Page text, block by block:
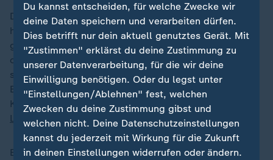
Daumen drücken für die
deutschen Fußballerinnen
heißt es heute ab 18 Uhr, wenn die DFB-Auswahl
gegen den Gold-Favoriten USA um den Einzug ins
olympische Finale spielt. Als wäre die Aufgabe nicht
schon schwer genug, muss das Team von
Bundestrainer Horst Hrubesch auf die erkrankte
Kapitänin Alexandra Popp verzichten, auch Stürmerin
Lea Schüller
fehlt verletzt.
Ebenfalls um den Einzug ins Finale geht es für die
Du kannst entscheiden, für welche Zwecke wir
deine Daten speichern und verarbeiten dürfen.
Dies betrifft nur dein aktuell genutztes Gerät. Mit
"Zustimmen" erklärst du deine Zustimmung zu
unserer Datenverarbeitung, für die wir deine
Einwilligung benötigen. Oder du legst unter
"Einstellungen/Ablehnen" fest, welchen
Zwecken du deine Zustimmung gibst und
welchen nicht. Deine Datenschutzeinstellungen
kannst du jederzeit mit Wirkung für die Zukunft
in deinen Einstellungen widerrufen oder ändern.